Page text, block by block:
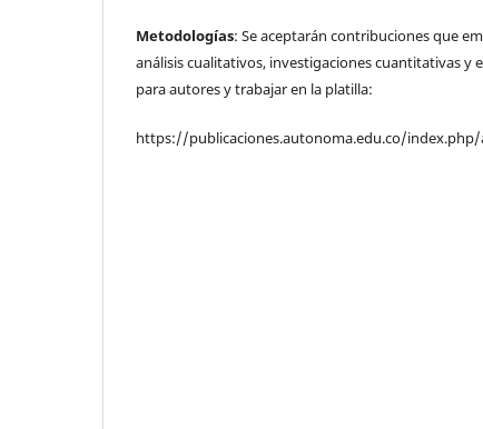
Metodologías: Se aceptarán contribuciones que
análisis cualitativos, investigaciones cuantitativas y
para autores y trabajar en la platilla:
https://publicaciones.autonoma.edu.co/